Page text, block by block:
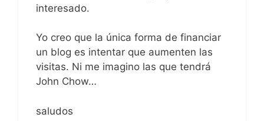
interesado.
Yo creo que la única forma de financiar
un blog es intentar que aumenten las
visitas. Ni me imagino las que tendrá
John Chow…
saludos